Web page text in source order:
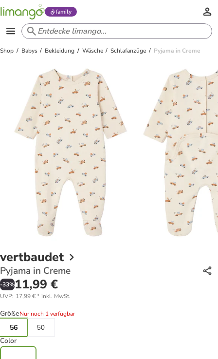
family
Shop Babys Bekleidung Wäsche Schlafanzüge Pyjama in Creme
vertbaudet
Pyjama in Creme
-33%11,99 €
UVP: 17,99 €* inkl. MwSt.
GrößeNur noch 1 verfügbar
56
50
Color